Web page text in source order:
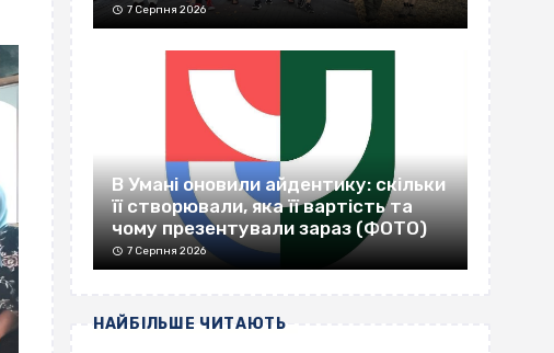
7 Серпня 2026
В Умані оновили айдентику: скільки
її створювали, яка її вартість та
чому презентували зараз (ФОТО)
7 Серпня 2026
НАЙБІЛЬШЕ ЧИТАЮТЬ